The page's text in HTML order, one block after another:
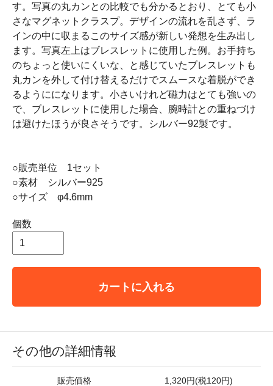
す。写真の丸カンとの比較でも分かるとおり、とても小
さなマグネットクラスプ。デザインの流れを乱さず、ラ
インの中に収まるこのサイズ感が新しい発想を生み出し
ます。写真左上はブレスレットに使用した例。お手持ち
のちょっと使いにくいな、と感じていたブレスレットも
丸カンを外して付け替えるだけでスムースな着脱ができ
るようにになります。小さいけれど磁力はとても強いの
で、ブレスレットに使用した場合、腕時計との重ねづけ
は避けたほうが良さそうです。シルバー92製です。
○販売単位 1セット
○素材 シルバー925
○サイズ φ4.6mm
個数
カートに入れる
その他の詳細情報
販売価格 1,320円(税120円)